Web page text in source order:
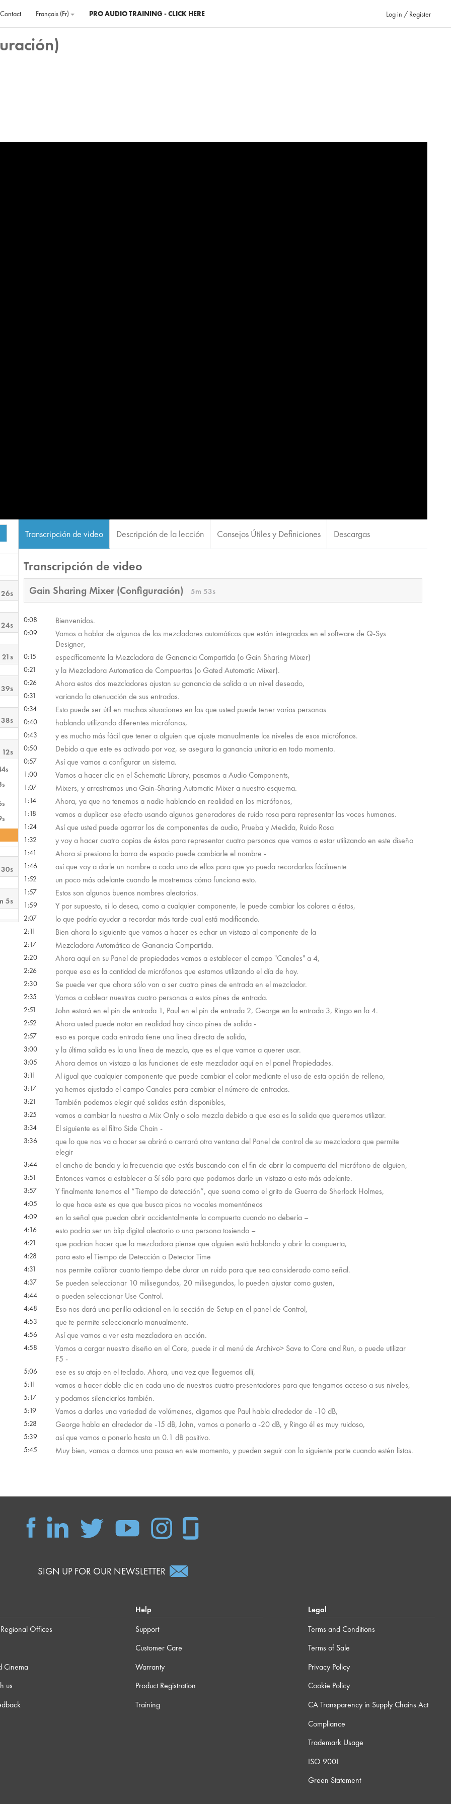
Contact Français ‎(fr)‎ PRO AUDIO TRAINING - CLICK HERE Log in / Register
5s
Transcripción de video Descripción de la lección Consejos Útiles y Definiciones Descargas
Transcripción de video
Gain Sharing Mixer (Configuración) 5m 53s
0:08 Bienvenidos.
0:09
Vamos a hablar de algunos de los mezcladores automáticos que están integradas en el software de Q-Sys
Designer,
0:15 específicamente la Mezcladora de Ganancia Compartida (o Gain Sharing Mixer)
0:21 y la Mezcladora Automatica de Compuertas (o Gated Automatic Mixer).
0:26 Ahora estos dos mezcladores ajustan su ganancia de salida a un nivel deseado,
0:31 variando la atenuación de sus entradas.
0:34 Esto puede ser útil en muchas situaciones en las que usted puede tener varias personas
0:40 hablando utilizando diferentes micrófonos,
0:43 y es mucho más fácil que tener a alguien que ajuste manualmente los niveles de esos micrófonos.
0:50 Debido a que este es activado por voz, se asegura la ganancia unitaria en todo momento.
0:57 Así que vamos a configurar un sistema.
1:00 Vamos a hacer clic en el Schematic Library, pasamos a Audio Components,
1:07 Mixers, y arrastramos una Gain-Sharing Automatic Mixer a nuestro esquema.
1:14 Ahora, ya que no tenemos a nadie hablando en realidad en los micrófonos,
1:18 vamos a duplicar ese efecto usando algunos generadores de ruido rosa para representar las voces humanas.
1:24 Así que usted puede agarrar los de componentes de audio, Prueba y Medida, Ruido Rosa
1:32 y voy a hacer cuatro copias de éstos para representar cuatro personas que vamos a estar utilizando en este diseño
1:41 Ahora si presiona la barra de espacio puede cambiarle el nombre -
1:46 así que voy a darle un nombre a cada uno de ellos para que yo pueda recordarlos fácilmente
1:52 un poco más adelante cuando le mostremos cómo funciona esto.
1:57 Estos son algunos buenos nombres aleatorios.
1:59 Y por supuesto, si lo desea, como a cualquier componente, le puede cambiar los colores a éstos,
2:07 lo que podría ayudar a recordar más tarde cual está modificando.
2:11 Bien ahora lo siguiente que vamos a hacer es echar un vistazo al componente de la
2:17 Mezcladora Automática de Ganancia Compartida.
2:20 Ahora aquí en su Panel de propiedades vamos a establecer el campo "Canales" a 4,
2:26 porque esa es la cantidad de micrófonos que estamos utilizando el día de hoy.
2:30 Se puede ver que ahora sólo van a ser cuatro pines de entrada en el mezclador.
2:35 Vamos a cablear nuestras cuatro personas a estos pines de entrada.
2:51 John estará en el pin de entrada 1, Paul en el pin de entrada 2, George en la entrada 3, Ringo en la 4.
2:52 Ahora usted puede notar en realidad hay cinco pines de salida -
2:57 eso es porque cada entrada tiene una línea directa de salida,
3:00 y la última salida es la una línea de mezcla, que es el que vamos a querer usar.
3:05 Ahora demos un vistazo a las funciones de este mezclador aquí en el panel Propiedades.
3:11 Al igual que cualquier componente que puede cambiar el color mediante el uso de esta opción de relleno,
3:17 ya hemos ajustado el campo Canales para cambiar el número de entradas.
3:21 También podemos elegir qué salidas están disponibles,
3:25 vamos a cambiar la nuestra a Mix Only o solo mezcla debido a que esa es la salida que queremos utilizar.
3:34 El siguiente es el filtro Side Chain -
3:36
que lo que nos va a hacer se abrirá o cerrará otra ventana del Panel de control de su mezcladora que permite
elegir
3:44 el ancho de banda y la frecuencia que estás buscando con el fin de abrir la compuerta del micrófono de alguien,
3:51 Entonces vamos a establecer a Sí sólo para que podamos darle un vistazo a esto más adelante.
3:57 Y finalmente tenemos el “Tiempo de detección”, que suena como el grito de Guerra de Sherlock Holmes,
4:05 lo que hace este es que que busca picos no vocales momentáneos
4:09 en la señal que puedan abrir accidentalmente la compuerta cuando no debería –
4:16 esto podría ser un blip digital aleatorio o una persona tosiendo –
4:21 que podrían hacer que la mezcladora piense que alguien está hablando y abrir la compuerta,
4:28 para esto el Tiempo de Detección o Detector Time
4:31 nos permite calibrar cuanto tiempo debe durar un ruido para que sea considerado como señal.
4:37 Se pueden seleccionar 10 milisegundos, 20 milisegundos, lo pueden ajustar como gusten,
4:44 o pueden seleccionar Use Control.
4:48 Eso nos dará una perilla adicional en la sección de Setup en el panel de Control,
4:53 que te permite seleccionarlo manualmente.
4:56 Así que vamos a ver esta mezcladora en acción.
4:58
Vamos a cargar nuestro diseño en el Core, puede ir al menú de Archivo> Save to Core and Run, o puede utilizar
F5 -
5:06 ese es su atajo en el teclado. Ahora, una vez que lleguemos allí,
5:11 vamos a hacer doble clic en cada uno de nuestros cuatro presentadores para que tengamos acceso a sus niveles,
5:17 y podamos silenciarlos también.
5:19 Vamos a darles una variedad de volúmenes, digamos que Paul habla alrededor de -10 dB,
5:28 George habla en alrededor de -15 dB, John, vamos a ponerlo a -20 dB, y Ringo él es muy ruidoso,
5:39 así que vamos a ponerlo hasta un 0.1 dB positivo.
5:45 Muy bien, vamos a darnos una pausa en este momento, y pueden seguir con la siguiente parte cuando estén listos.
SIGN UP FOR OUR NEWSLETTER
Offices
Cinema
us
Help
Support
Customer Care
Warranty
Product Registration
Training
Legal
Terms and Conditions
Terms of Sale
Privacy Policy
Cookie Policy
CA Transparency in Supply Chains Act
Compliance
Trademark Usage
ISO 9001
Green Statement